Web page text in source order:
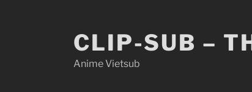
CLIP-SUB –
Anime Vietsub